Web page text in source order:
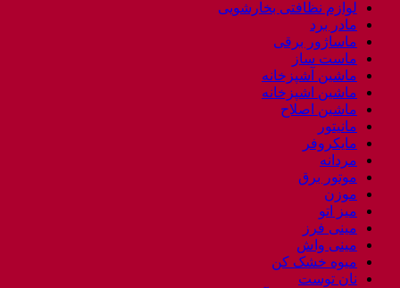
لوازم نظافتی بخارشویی
مادر برد
ماساژور برقی
ماست ساز
ماشین آشپزخانه
ماشین اشپزخانه
ماشین اصلاح
مانیتور
مایکروفر
مردانه
موتور برق
موزن
میز اتو
مینی فرز
مینی واش
میوه خشک کن
نان توست